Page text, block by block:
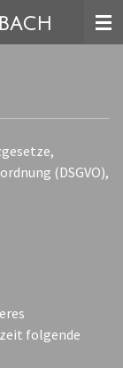
(DSGVO),
folgende